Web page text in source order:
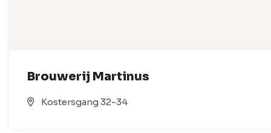
Brouwerij Martinus
Kostersgang 32-34